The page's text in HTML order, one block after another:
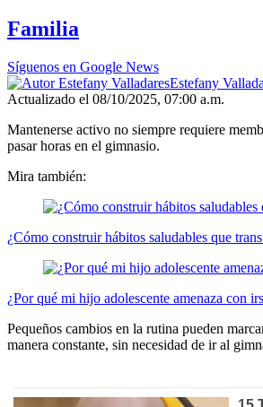
Familia
Síguenos en Google News
Estefany
Actualizado el 08/10/2025, 07:00 a.m.
Mantenerse activo no siempre requiere
pasar horas en el gimnasio.
Mira también:
¿Cómo construir hábitos saludables que
¿Por qué mi hijo adolescente amenaza con
Pequeños cambios en la rutina pueden
manera constante, sin necesidad de ir al